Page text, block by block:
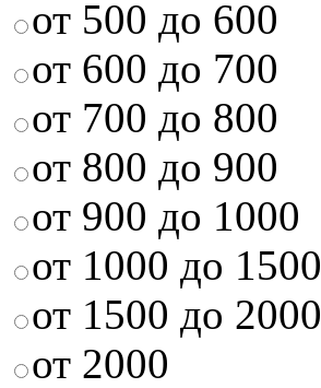
от 500 до 600
от 600 до 700
от 700 до 800
от 800 до 900
от 900 до 1000
от 1000 до 1500
от 1500 до 2000
от 2000